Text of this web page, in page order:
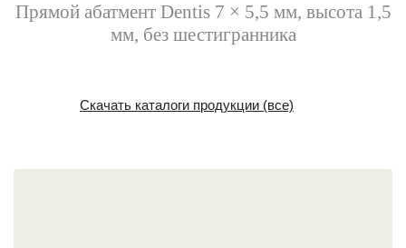
Прямой абатмент Dentis 7 × 5,5 мм, высота 1,5
мм, без шестигранника
Скачать каталоги продукции (все)